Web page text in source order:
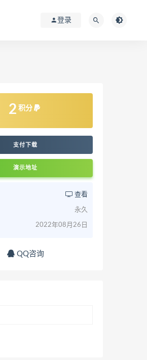
登录
2 积分
支付下载
演示地址
查看
永久
2022年08月26日
QQ咨询